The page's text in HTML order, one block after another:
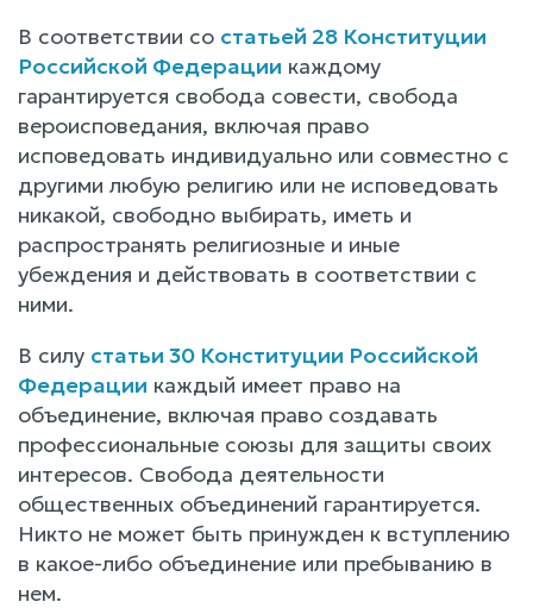
В соответствии со статьей 28 Конституции
Российской Федерации каждому
гарантируется свобода совести, свобода
вероисповедания, включая право
исповедовать индивидуально или совместно с
другими любую религию или не исповедовать
никакой, свободно выбирать, иметь и
распространять религиозные и иные
убеждения и действовать в соответствии с
ними.
В силу статьи 30 Конституции Российской
Федерации каждый имеет право на
объединение, включая право создавать
профессиональные союзы для защиты своих
интересов. Свобода деятельности
общественных объединений гарантируется.
Никто не может быть принужден к вступлению
в какое-либо объединение или пребыванию в
нем.